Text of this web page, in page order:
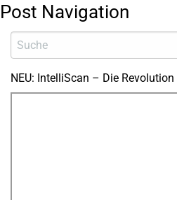
Post Navigation
NEU: IntelliScan – Die